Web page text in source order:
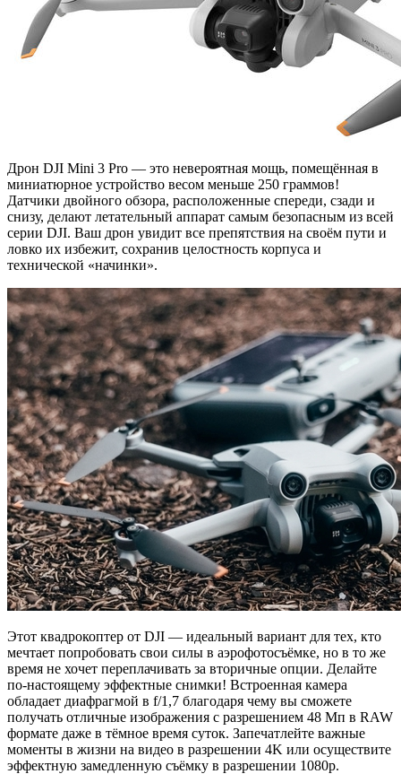
Дрон DJI Mini 3 Pro — это невероятная мощь, помещённая в
миниатюрное устройство весом меньше 250 граммов!
Датчики двойного обзора, расположенные спереди, сзади и
снизу, делают летательный аппарат самым безопасным из всей
серии DJI. Ваш дрон увидит все препятствия на своём пути и
ловко их избежит, сохранив целостность корпуса и
технической «начинки».
Этот квадрокоптер от DJI — идеальный вариант для тех, кто
мечтает попробовать свои силы в аэрофотосъёмке, но в то же
время не хочет переплачивать за вторичные опции. Делайте
по-настоящему эффектные снимки! Встроенная камера
обладает диафрагмой в f/1,7 благодаря чему вы сможете
получать отличные изображения с разрешением 48 Мп в RAW
формате даже в тёмное время суток. Запечатлейте важные
моменты в жизни на видео в разрешении 4K или осуществите
эффектную замедленную съёмку в разрешении 1080р.